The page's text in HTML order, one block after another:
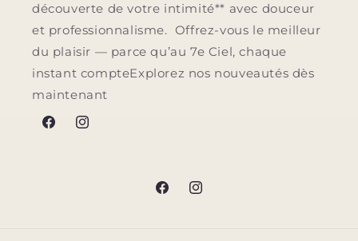
découverte de votre intimité** avec douceur
et professionnalisme. Offrez-vous le meilleur
du plaisir — parce qu’au 7e Ciel, chaque
instant compteExplorez nos nouveautés dès
maintenant
FacebookInstagram
FacebookInstagram